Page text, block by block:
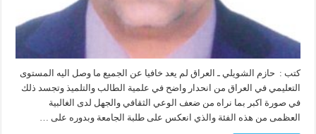
كتب : حازم الشويلي ـ العراق لم يعد خافيا عن الجميع ما وصل اليه المستوى
التعليمي في العراق من انحدار واضح في علمية الطالب والتلميذ وتجسد ذلك
في صورة اكبر بما نراه من ضعف الوعي الثقافي والجهل لدى الغالبية
العظمى من هذه الفئة والذي انعكس على طلبة الجامعة وبدوره على …